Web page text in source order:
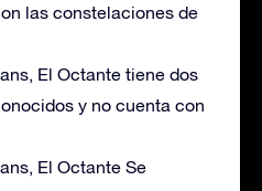
las constelaciones de
El Octante tiene dos
y no cuenta con
El Octante Se